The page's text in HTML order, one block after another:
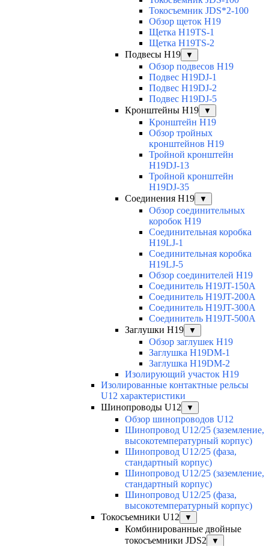
Токосъемник JDS*2-100
Обзор щеток H19
Щетка H19TS-1
Щетка H19TS-2
Подвесы H19
▼
Обзор подвесов H19
Подвес H19DJ-1
Подвес H19DJ-2
Подвес H19DJ-5
Кронштейны H19
▼
Кронштейн H19
Обзор тройных
кронштейнов H19
Тройной кронштейн
H19DJ-13
Тройной кронштейн
H19DJ-35
Соединения H19
▼
Обзор соединительных
коробок H19
Соединительная коробка
H19LJ-1
Соединительная коробка
H19LJ-5
Обзор соединителей H19
Соединитель H19JT-150A
Соединитель H19JT-200A
Соединитель H19JT-300A
Соединитель H19JT-500A
Заглушки H19
▼
Обзор заглушек H19
Заглушка H19DM-1
Заглушка H19DM-2
Изолирующий участок H19
Изолированные контактные рельсы
U12 характеристики
Шинопроводы U12
▼
Обзор шинопроводов U12
Шинопровод U12/25 (заземление,
высокотемпературный корпус)
Шинопровод U12/25 (фаза,
стандартный корпус)
Шинопровод U12/25 (заземление,
стандартный корпус)
Шинопровод U12/25 (фаза,
высокотемпературный корпус)
Токосъемники U12
▼
Комбинированные двойные
токосъемники JDS2
▼